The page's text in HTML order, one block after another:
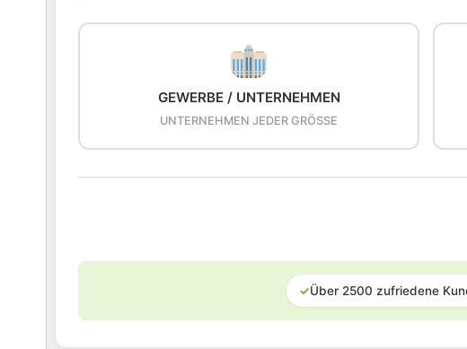
GEWERBE / UNTERNEHMEN
UNTERNEHMEN JEDER GRÖSSE
✓Über 2500 zufriedene